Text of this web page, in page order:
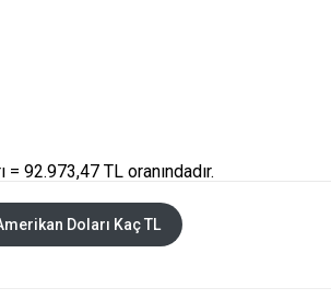
92.973,47 TL oranındadır.
Doları Kaç TL